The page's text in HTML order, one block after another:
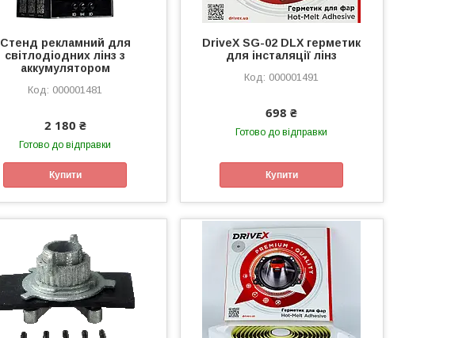
Стенд рекламний для
світлодіодних лінз з
аккумулятором
000001481
2 180 ₴
Готово до відправки
Купити
DriveX SG-02 DLX герметик
для інсталяції лінз
000001491
698 ₴
Готово до відправки
Купити